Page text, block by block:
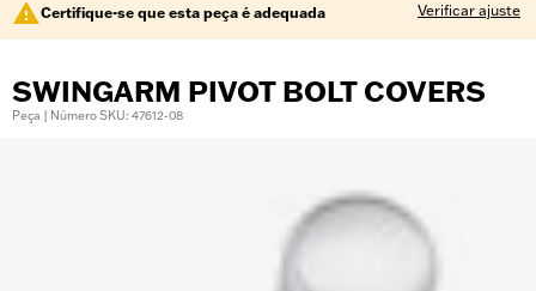
Certifique-se que esta peça é adequada Verificar ajuste
SWINGARM PIVOT BOLT COVERS
Peça | Número SKU: 47612-08